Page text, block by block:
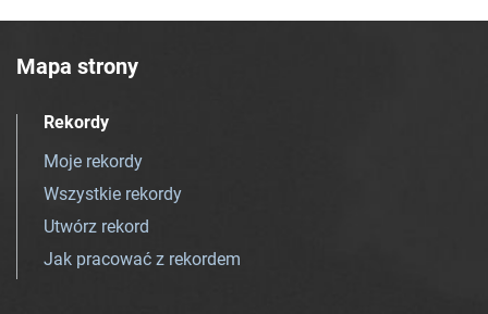
Mapa strony
Rekordy
Moje rekordy
Wszystkie rekordy
Utwórz rekord
Jak pracować z rekordem